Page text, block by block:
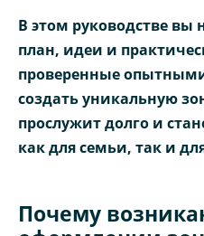
В этом руководстве
план, идеи и
проверенные
создать уникальную
прослужит долго и
как для семьи, так и
Почему